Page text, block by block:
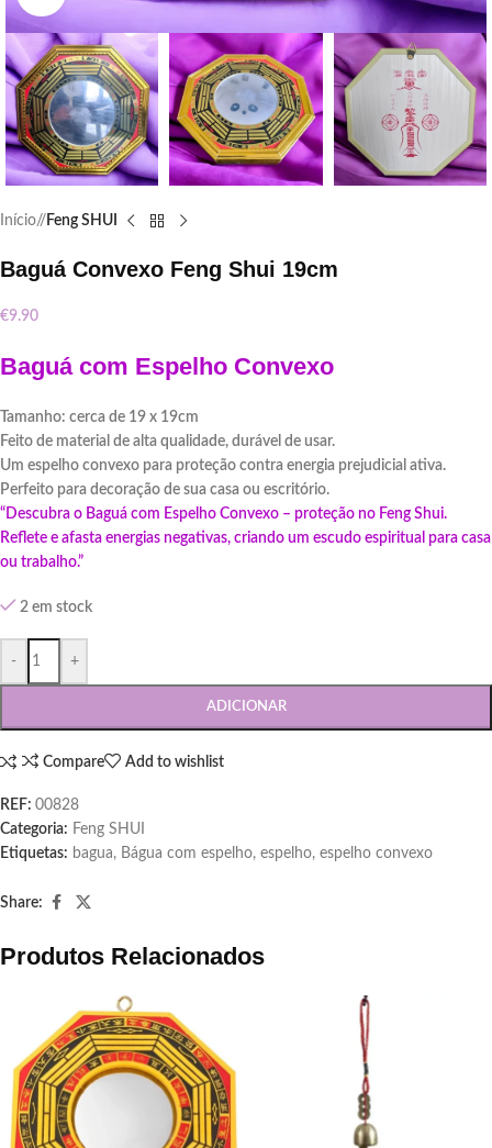
Início/ Feng SHUI
Baguá Convexo Feng Shui 19cm
€9.90
Baguá com Espelho Convexo
Tamanho: cerca de 19 x 19cm
Feito de material de alta qualidade, durável de usar.
Um espelho convexo para proteção contra energia prejudicial ativa.
Perfeito para decoração de sua casa ou escritório.
“Descubra o Baguá com Espelho Convexo – proteção no Feng Shui.
Reflete e afasta energias negativas, criando um escudo espiritual para casa
ou trabalho.”
2 em stock
- +
ADICIONAR
Compare Add to wishlist
REF: 00828
Categoria: Feng SHUI
Etiquetas: bagua, Bágua com espelho, espelho, espelho convexo
Share:
Produtos Relacionados